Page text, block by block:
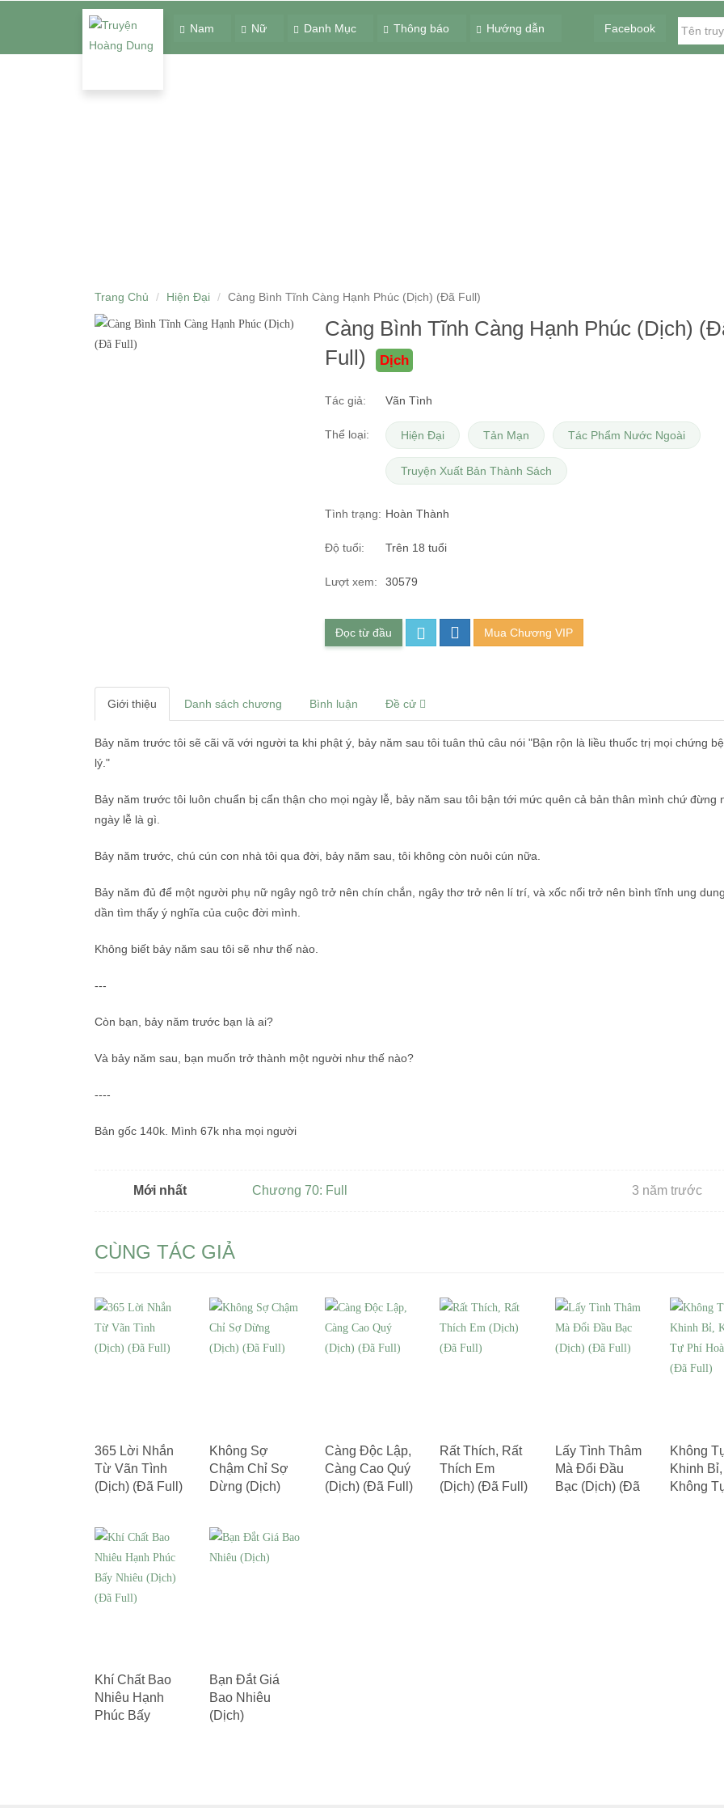
Nam Nữ Danh Mục Thông báo Hướng dẫn Facebook
Trang Chủ Hiện Đại Càng Bình Tĩnh Càng Hạnh Phúc (Dịch) (Đã Full)
Càng Bình Tĩnh Càng Hạnh Phúc (Dịch)
Full)
Dịch
Tác giả: Vãn Tình
Thể loại: Hiện Đại Tản Mạn Tác Phẩm Nước Ngoài
Truyện Xuất Bản Thành Sách
Tình trạng: Hoàn Thành
Độ tuổi: Trên 18 tuổi
Lượt xem: 30579
Đọc từ đầu Mua Chương VIP
Giới thiệu Danh sách chương Bình luận Đề cử
Bảy năm trước tôi sẽ cãi vã với người ta khi phật ý, bảy năm sau tôi tuân thủ câu nói "Bận rộn là liều thuốc trị mọi chứng
lý."
Bảy năm trước tôi luôn chuẩn bị cẩn thận cho mọi ngày lễ, bảy năm sau tôi bận tới mức quên cả bản thân mình chứ đừng
ngày lễ là gì.
Bảy năm trước, chú cún con nhà tôi qua đời, bảy năm sau, tôi không còn nuôi cún nữa.
Bảy năm đủ để một người phụ nữ ngây ngô trở nên chín chắn, ngây thơ trở nên lí trí, và xốc nổi trở nên bình tĩnh ung
dần tìm thấy ý nghĩa của cuộc đời mình.
Không biết bảy năm sau tôi sẽ như thế nào.
---
Còn bạn, bảy năm trước bạn là ai?
Và bảy năm sau, bạn muốn trở thành một người như thế nào?
----
Bản gốc 140k. Mình 67k nha mọi người
Mới nhất Chương 70: Full 3 năm trước
CÙNG TÁC GIẢ
365 Lời Nhắn
Từ Vãn Tình
(Dịch) (Đã Full)
Không Sợ
Chậm Chỉ Sợ
Dừng (Dịch)
Càng Độc Lập,
Càng Cao Quý
(Dịch) (Đã Full)
Rất Thích, Rất
Thích Em
(Dịch) (Đã Full)
Lấy Tình Thâm
Mà Đổi Đầu
Bạc (Dịch) (Đã
Không
Khinh Bỉ,
Không
Khí Chất Bao
Nhiêu Hạnh
Phúc Bấy
Bạn Đắt Giá
Bao Nhiêu
(Dịch)